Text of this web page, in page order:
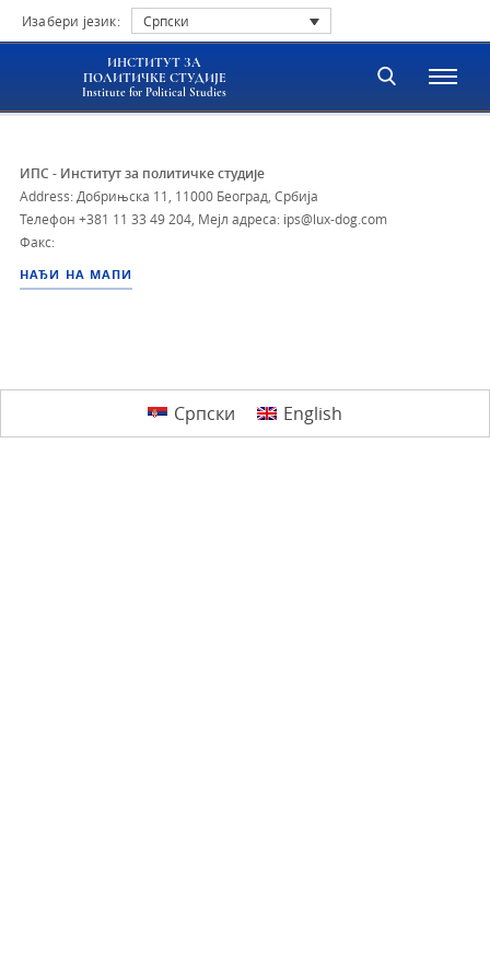
Изабери језик: Српски
ИНСТИТУТ ЗА
ПОЛИТИЧКЕ СТУДИЈЕ
Institute for Political Studies
ИПС - Институт за политичке студије
Address: Добрињска 11, 11000 Београд, Србија
Телефон +381 11 33 49 204 Мејл адреса: ips@lux-dog.com
Факс:
НАЂИ НА МАПИ
Српски English